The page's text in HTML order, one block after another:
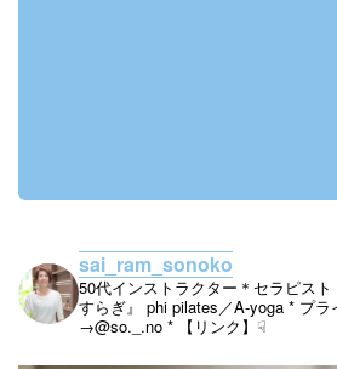
sai_ram_sonoko
50代インストラクター＊セラピスト
すらぎ』
phi pilates／A-yoga * プラ
→@so._.no * 【リンク】☟